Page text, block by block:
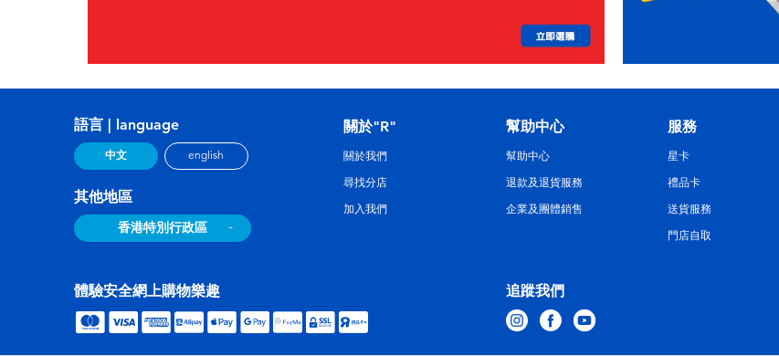
語言 | language
中文 english
其他地區
香港特別行政區
追蹤我們
關於"R"
關於我們
尋找分店
加入我們
幫助中心
幫助中心
退款及退貨服務
企業及團體銷售
服務
星卡
禮品卡
送貨服務
門店自取
體驗安全網上購物樂趣